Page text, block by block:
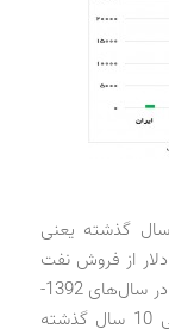
براساس آمارهای بانک مرکزی ایران، طی 10 سال گذشته یعنی
مجموعاً 754 میلیارد دلار از فروش نفت
به دست آمده که قریب به 700 میلیارد دلار آن در‌ سال‌های 1392-
1384 بوده است. میانگین درآمدهای نفتی طی 10 سال گذشته